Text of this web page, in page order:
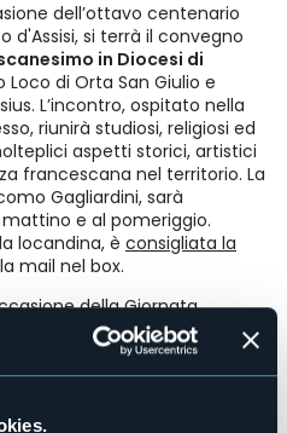
dell’ottavo centenario
d'Assisi, si terrà il convegno
in Diocesi di
Loco di Orta San Giulio e
L’incontro, ospitato nella
riunirà studiosi, religiosi ed
aspetti storici, artistici
francescana nel territorio. La
Gagliardini, sarà
e al pomeriggio.
locandina, è consigliata la
mail nel box.
della Giornata
alle ore 15 una visita
da Antonio Aschieri
Monti. L’itinerario proporrà
storico-devozionali. La